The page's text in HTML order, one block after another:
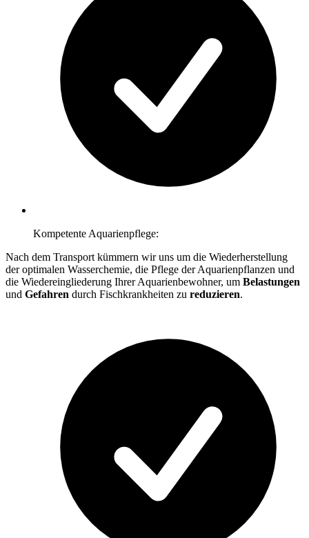
Kompetente Aquarienpflege:
Nach dem Transport kümmern wir uns um die Wiederherstellung
der optimalen Wasserchemie, die Pflege der Aquarienpflanzen und
die Wiedereingliederung Ihrer Aquarienbewohner, um Belastungen
und Gefahren durch Fischkrankheiten zu reduzieren.